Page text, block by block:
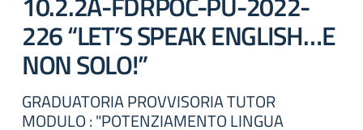
226 “LET’S SPEAK ENGLISH…E
NON SOLO!”
GRADUATORIA PROVVISORIA TUTOR
MODULO : "POTENZIAMENTO LINGUA